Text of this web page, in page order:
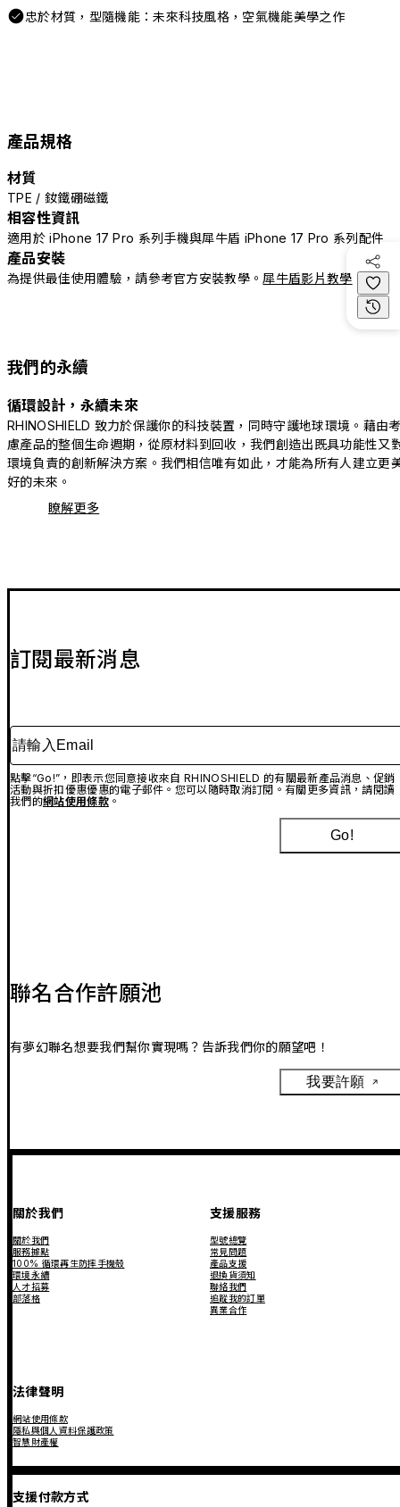
忠於材質，型隨機能：未來科技風格，空氣機能美學之作
產品規格
材質
TPE / 釹鐵硼磁鐵
相容性資訊
適用於 iPhone 17 Pro 系列手機與犀牛盾 iPhone 17 Pro 系列配件
產品安裝
為提供最佳使用體驗，請參考官方安裝教學。 犀牛盾影片教學
我們的永續
循環設計，永續未來
RHINOSHIELD 致力於保護你的科技裝置，同時守護地球環境。藉由
慮產品的整個生命週期，從原材料到回收，我們創造出既具功能性又
環境負責的創新解決方案。我們相信唯有如此，才能為所有人建立更
好的未來。
瞭解更多
訂閱最新消息
請輸入Email
點擊“Go!”，即表示您同意接收來自 RHINOSHIELD 的有關最新產品消息、促銷
活動與折扣優惠優惠的電子郵件。您可以隨時取消訂閱。有關更多資訊，請閱讀
我們的網站使用條款。
Go!
聯名合作許願池
有夢幻聯名想要我們幫你實現嗎？告訴我們你的願望吧！
我要許願
關於我們
關於我們
服務據點
100% 循環再生防摔手機殼
環境永續
人才招募
部落格
支援服務
型號總覽
常見問題
產品支援
退換貨須知
聯絡我們
追蹤我的訂單
異業合作
法律聲明
網站使用條款
隱私與個人資料保護政策
智慧財產權
支援付款方式